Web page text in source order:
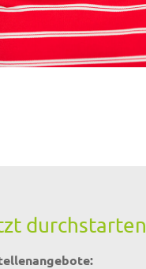
durchstarten